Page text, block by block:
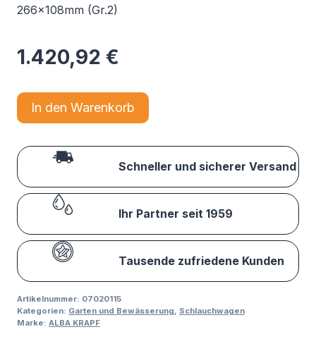
266x108mm (Gr.2)
1.420,92 €
In den Warenkorb
Schneller und sicherer Versand
Ihr Partner seit 1959
Tausende zufriedene Kunden
Artikelnummer: 07020115
Kategorien: Garten und Bewässerung, Schlauchwagen
Marke: ALBA KRAPF